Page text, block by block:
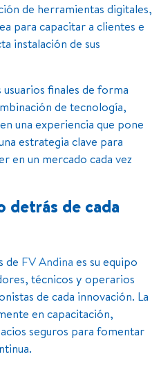
de herramientas digitales,
para capacitar a clientes e
instalación de sus
finales de forma
de tecnología,
una experiencia que pone
estrategia clave para
en un mercado cada vez
detrás de cada
de FV Andina es su equipo
técnicos y operarios
de cada innovación. La
en capacitación,
seguros para fomentar